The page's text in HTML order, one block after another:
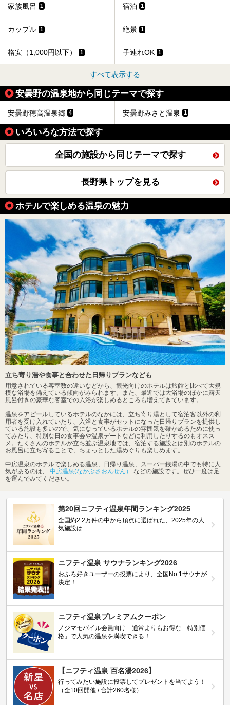
家族風呂 1 宿泊 1
カップル 1 絶景 1
格安（1,000円以下） 1 子連れOK 1
すべて表示する
安曇野の温泉地から同じテーマで探す
安曇野穂高温泉郷 4 安曇野みさと温泉 1
いろいろな方法で探す
全国の施設から同じテーマで探す
長野県トップを見る
ホテルで楽しめる温泉の魅力
立ち寄り湯や食事と合わせた日帰りプランなども
用意されている客室数の違いなどから、観光向けのホテルは旅館と比べて大規
模な浴場を備えている傾向がみられます。また、最近では大浴場のほかに露天
風呂付きの豪華な客室での入浴が楽しめるところも増えてきています。
温泉をアピールしているホテルのなかには、立ち寄り湯として宿泊客以外の利
用者を受け入れていたり、入浴と食事がセットになった日帰りプランを提供し
ている施設も多いので、気になっているホテルの雰囲気を確かめるために使っ
てみたり、特別な日の食事会や温泉デートなどに利用したりするのもオスス
メ。たくさんのホテルが立ち並ぶ温泉地では、宿泊する施設とは別のホテルの
お風呂に立ち寄ることで、ちょっとした湯めぐりも楽しめます。
中房温泉のホテルで楽しめる温泉、日帰り温泉、スーパー銭湯の中でも特に人
気があるのは、 中房温泉(なかぶさおんせん）
などの施設です。ぜひ一度は足
を運んでみてください。
第20回ニフティ温泉年間ランキング2025
全国約2.2万件の中から頂点に選ばれた、2025年の人
気施設は…
ニフティ温泉 サウナランキング2026
おふろ好きユーザーの投票により、全国No.1サウナが
決定！
ニフティ温泉プレミアムクーポン
ノジマモバイル会員向け 通常よりもお得な「特別価
格」で人気の温泉を満喫できる！
【ニフティ温泉 百名湯2026】
行ってみたい施設に投票してプレゼントを当てよう！
（全10回開催 / 合計260名様）